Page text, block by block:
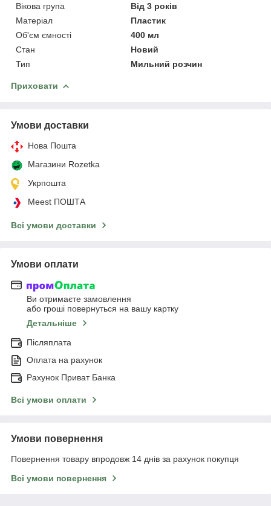
Вікова група
Від 3 років
Матеріал
Пластик
Об'єм ємності
400 мл
Стан
Новий
Тип
Мильний розчин
Приховати
Умови доставки
Нова Пошта
Магазини Rozetka
Укрпошта
Meest ПОШТА
Всі умови доставки
Умови оплати
Ви отримаєте замовлення
або гроші повернуться на вашу картку
Детальніше
Післяплата
Оплата на рахунок
Рахунок Приват Банка
Всі умови оплати
Умови повернення
Повернення товару впродовж 14 днів за рахунок покупця
Всі умови повернення